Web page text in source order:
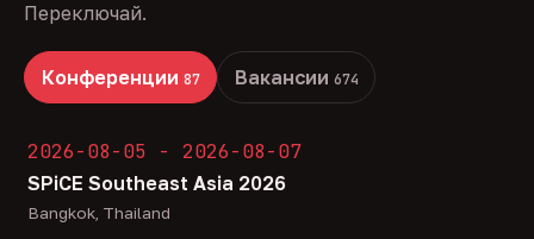
Переключай.
Конференции 87 Вакансии 674
2026-08-05 - 2026-08-07
SPiCE Southeast Asia 2026
Bangkok, Thailand